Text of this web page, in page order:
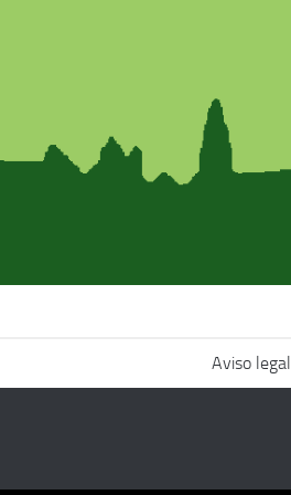
Aviso legal